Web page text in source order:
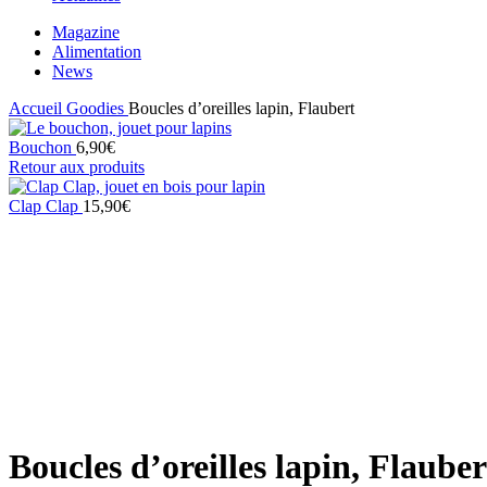
Magazine
Alimentation
News
Accueil Goodies Boucles d’oreilles lapin, Flaubert
Bouchon 6,90€
Retour aux produits
Clap Clap 15,90€
Boucles d’oreilles lapin,